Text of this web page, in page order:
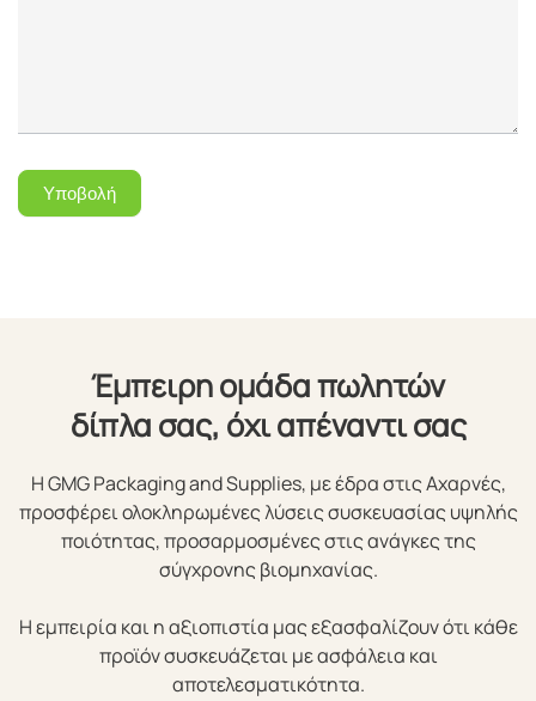
Υποβολή
Έμπειρη ομάδα πωλητών
δίπλα σας, όχι απέναντι σας
Η GMG Packaging and Supplies, με έδρα στις Αχαρνές,
προσφέρει ολοκληρωμένες λύσεις συσκευασίας υψηλής
ποιότητας, προσαρμοσμένες στις ανάγκες της
σύγχρονης βιομηχανίας.
Η εμπειρία και η αξιοπιστία μας εξασφαλίζουν ότι κάθε
προϊόν συσκευάζεται με ασφάλεια και
αποτελεσματικότητα.